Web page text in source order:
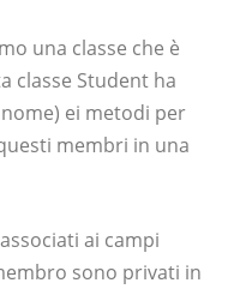
una classe che è
classe Student ha
ei metodi per
membri in una
ai campi
sono privati ​​in